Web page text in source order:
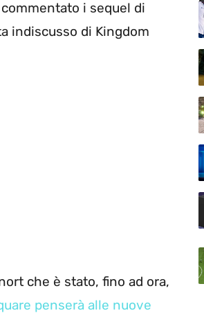
commentato i sequel di
indiscusso di Kingdom
che è stato, fino ad ora,
penserà alle nuove